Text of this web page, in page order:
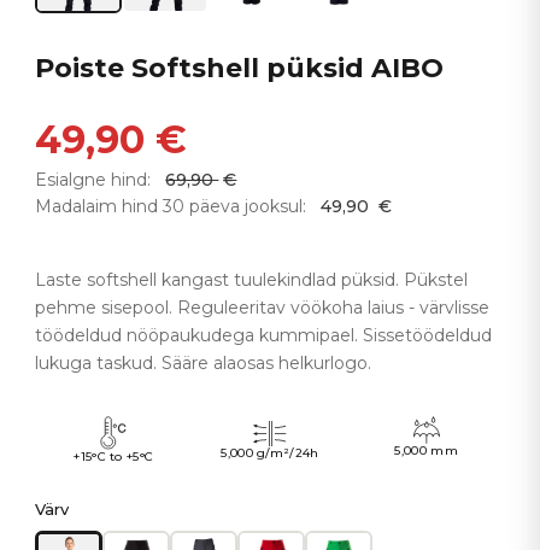
Poiste Softshell püksid AIBO
49,90 €
Esialgne hind: 69,90 €
Madalaim hind 30 päeva jooksul:
49,90 €
Laste softshell kangast tuulekindlad püksid. Pükstel
pehme sisepool. Reguleeritav vöökoha laius - värvlisse
töödeldud nööpaukudega kummipael. Sissetöödeldud
lukuga taskud. Sääre alaosas helkurlogo.
+15°C to +5°C 5,000 g/m²/24h 5,000 mm
Värv